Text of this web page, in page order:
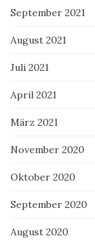
September 2021
August 2021
Juli 2021
April 2021
März 2021
November 2020
Oktober 2020
September 2020
August 2020